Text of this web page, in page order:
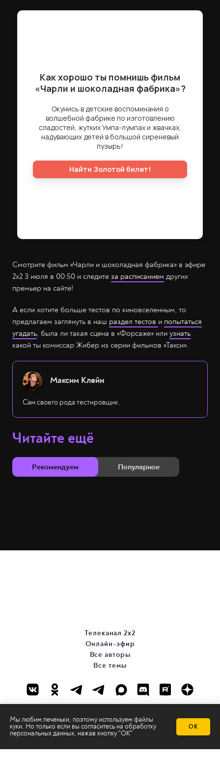
Смотрите фильм «Чарли и шоколадная фабрика» в эфире
2х2 3 июля в 00:50 и следите за расписанием других
премьер на сайте!
А если хотите больше тестов по киновселенным, то
предлагаем заглянуть в наш раздел тестов и попытаться
угадать, была ли такая сцена в «Форсаже» или узнать
какой ты комиссар Жибер из серии фильмов «Такси».
Максим Клейн
Сам своего рода тестировщик.
Читайте ещё
Рекомендуем Популярное
Мы любим печеньки, поэтому используем файлы
куки. Но только если вы согласитесь на обработку
персональных данных, нажав кнопку "ОК"
ОК
Телеканал 2х2
Онлайн-эфир
Все авторы
Все темы
© ООО «ТРК «2Х2», 2026